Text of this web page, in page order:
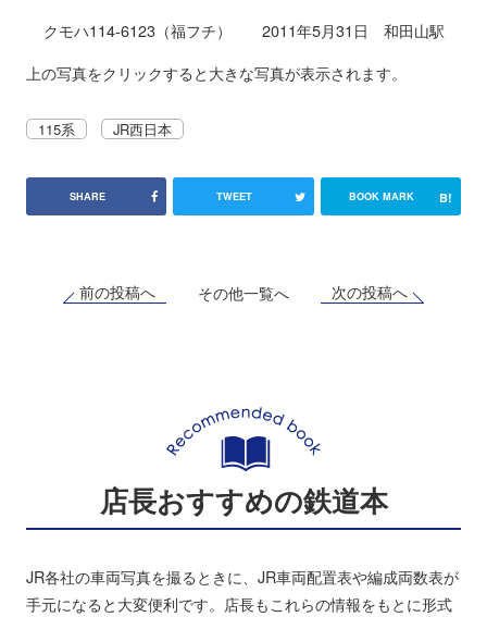
クモハ114-6123（福フチ） 2011年5月31日 和田山駅
上の写真をクリックすると大きな写真が表示されます。
115系 JR西日本
SHARE TWEET BOOK MARK B!
前の投稿へ その他一覧へ 次の投稿へ
店長おすすめの鉄道本
JR各社の車両写真を撮るときに、JR車両配置表や編成両数表が
手元になると大変便利です。店長もこれらの情報をもとに形式